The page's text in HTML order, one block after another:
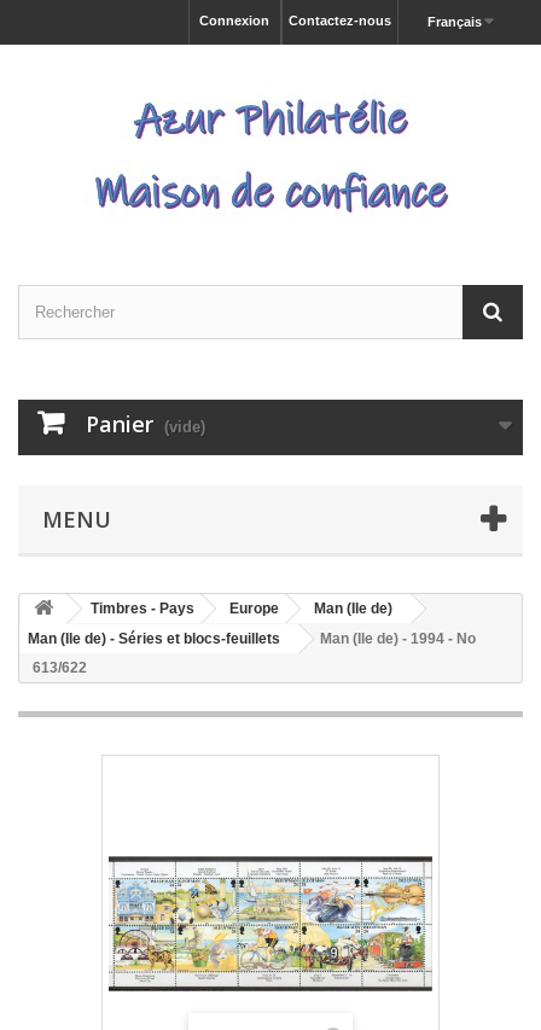
Français
Contactez-nous
Connexion
Panier (vide)
MENU
Timbres - Pays Europe
Man (Ile de)
Man (Ile de) - Séries et blocs-feuillets
Man (Ile de) - 1994 - No
613/622